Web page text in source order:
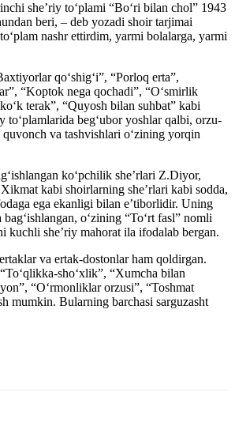
she’riy to‘plami “Bo‘ri bilan chol” 1943
beri, – deb yozadi shoir tarjimai
nashr ettirdim, yarmi bolalarga, yarmi
qo‘shig‘i”, “Porloq erta”,
“Koptok nega qochadi”, “O‘smirlik
terak”, “Quyosh bilan suhbat” kabi
to‘plamlarida beg‘ubor yoshlar qalbi, orzu-
va tashvishlari o‘zining yorqin
ko‘pchilik she’rlari Z.Diyor,
kabi shoirlarning she’rlari kabi sodda,
ega ekanligi bilan e’tiborlidir. Uning
o‘zining “To‘rt fasl” nomli
kuchli she’riy mahorat ila ifodalab bergan.
va ertak-dostonlar ham qoldirgan.
sho‘xlik”, “Xumcha bilan
“O‘rmonliklar orzusi”, “Toshmat
mumkin. Bularning barchasi sarguzasht